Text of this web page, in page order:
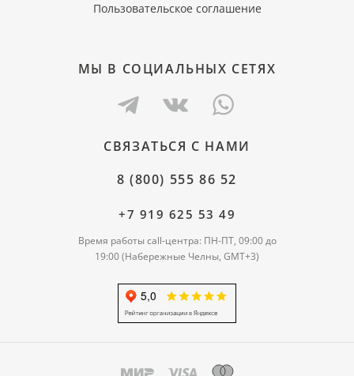
Пользовательское соглашение
МЫ В СОЦИАЛЬНЫХ СЕТЯХ
СВЯЗАТЬСЯ С НАМИ
8 (800) 555 86 52
+7 919 625 53 49
Время работы call-центра: ПН-ПТ, 09:00 до
19:00 (Набережные Челны, GMT+3)